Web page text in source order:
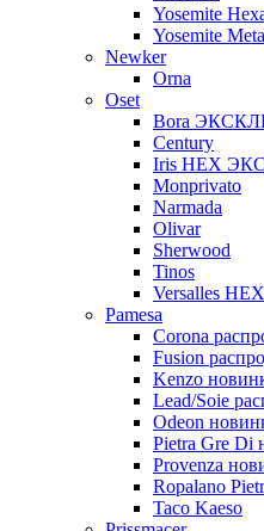
Yosemite
Yosemite
Newker
Orna
Oset
Bora
Century
Iris HEX
Monprivato
Narmada
Olivar
Sherwood
Tinos
Versalles
Pamesa
Corona
Fusion
Kenzo
Lead/Soie
Odeon
Pietra Gre Di
Provenza
Ropalano
Taco Kaeso